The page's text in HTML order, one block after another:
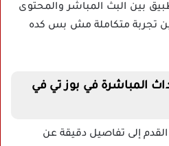
بين البث المباشر والمحتوى
تجربة متكاملة مش بس كده
المباشرة في بوز تي في
إلى تفاصيل دقيقة عن